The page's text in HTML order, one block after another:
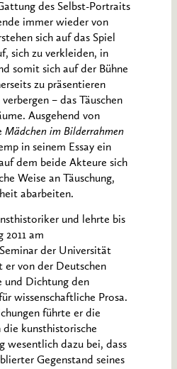
des Selbst-Portraits
immer wieder von
sich auf das Spiel
sich zu verkleiden, in
somit sich auf der Bühne
zu präsentieren
– das Täuschen
Ausgehend von
Mädchen im Bilderrahmen
in seinem Essay ein
dem beide Akteure sich
Weise an Täuschung,
abarbeiten.
und lehrte bis
2011 am
der Universität
er von der Deutschen
und Dichtung den
wissenschaftliche Prosa.
führte er die
kunsthistorische
wesentlich dazu bei, dass
Gegenstand seines